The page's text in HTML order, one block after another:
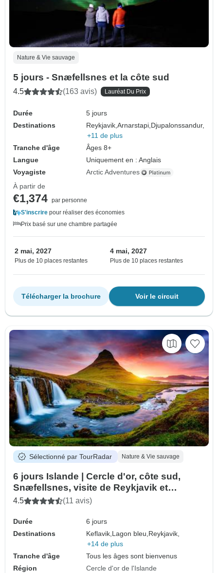
Nature & Vie sauvage
5 jours - Snæfellsnes et la côte sud
4.5 (163 avis) Lauréat Du Prix
Durée
5 jours
Destinations
Reykjavik,Arnarstapi, Djupalonssandur,
+11 de plus
Tranche d'âge
Âges 8+
Langue
Uniquement en : Anglais
Voyagiste
Arctic Adventures
À partir de
€1,374 par personne
S'inscrire pour réaliser des économies
Prix basé sur une chambre partagée
2 mai, 2027
Plus de 10 places restantes
4 mai, 2027
Plus de 10 places restantes
Voir le circuit
Télécharger la brochure
Sélectionné par TourRadar Nature & Vie sauvage
6 jours Islande | Cercle d'or, côte sud,
Snæfellsnes, visite de Reykjavik et
transfert à l'aéroport - circuit de groupe
4.5 (11 avis)
Durée
6 jours
Destinations
Keflavik, Lagon bleu, Reykjavik,
+14 de plus
Tranche d'âge
Tous les âges sont bienvenus
Région
Cercle d'or de l'Islande